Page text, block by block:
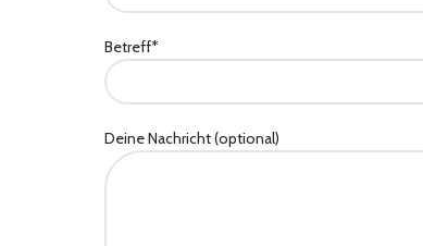
Betreff*
Deine Nachricht (optional)